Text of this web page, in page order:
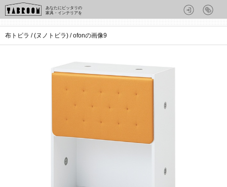
あなたにピッタリの
家具・インテリアを
布トビラ / (ヌノトビラ) / ofonの画像9